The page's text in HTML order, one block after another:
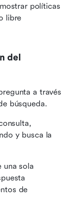
políticas
libre
del
a través
búsqueda.
y busca la
una sola
de